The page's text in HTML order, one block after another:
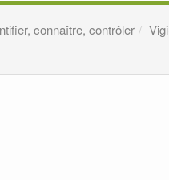
connaître, contrôler